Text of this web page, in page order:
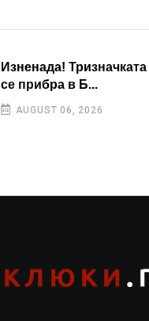
Изненада!
се прибра в Б...
AUGUST 06, 2026